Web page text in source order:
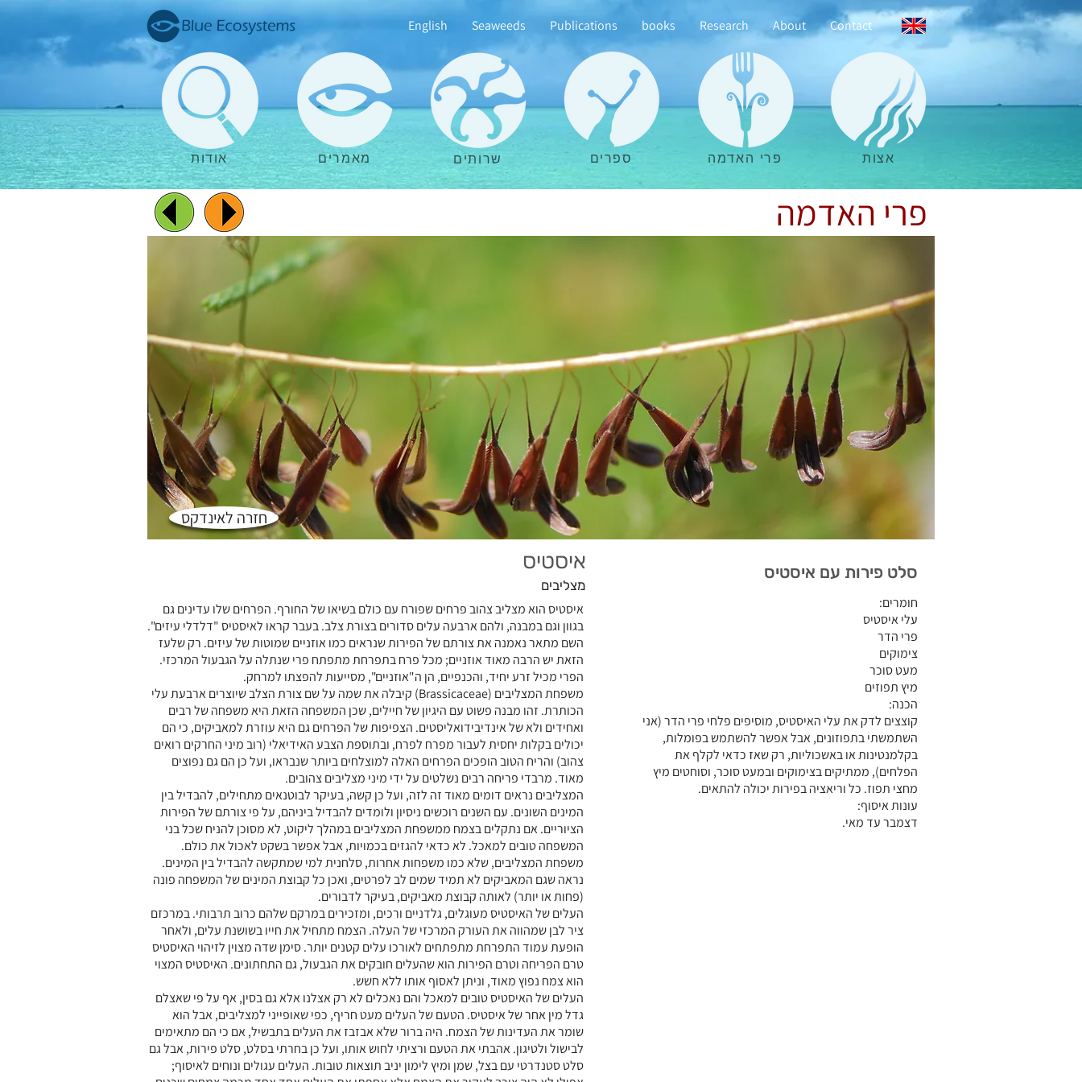
פרי האדמה
איסטיס הוא מצליב צהוב פרחים שפורח עם כולם בשיאו של החורף. הפרחים שלו עדינים גם
בגוון וגם במבנה, ולהם ארבעה עלים סדורים בצורת צלב. בעבר קראו לאיסטיס "דלדלי עיזים".
השם מתאר נאמנה את צורתם של הפירות שנראים כמו אוזניים שמוטות של עיזים. רק שלעז
הזאת יש הרבה מאוד אוזניים; מכל פרח בתפרחת מתפתח פרי שנתלה על הגבעול המרכזי.
הפרי מכיל זרע יחיד, והכנפיים, הן ה"אוזניים", מסייעות להפצתו למרחק.
משפחת המצליבים (Brassicaceae) קיבלה את שמה על שם צורת הצלב שיוצרים ארבעת עלי
הכותרת. זהו מבנה פשוט עם היגיון של חיילים, שכן המשפחה הזאת היא משפחה של רבים
ואחידים ולא של אינדיבידואליסטים. הצפיפות של הפרחים גם היא עוזרת למאביקים, כי הם
יכולים בקלות יחסית לעבור מפרח לפרח, ובתוספת הצבע האידיאלי (רוב מיני החרקים רואים
צהוב) והריח הטוב הופכים הפרחים האלה למוצלחים ביותר שנבראו, ועל כן הם גם נפוצים
מאוד. מרבדי פריחה רבים נשלטים על ידי מיני מצליבים צהובים.
המצליבים נראים דומים מאוד זה לזה, ועל כן קשה, בעיקר לבוטנאים מתחילים, להבדיל בין
המינים השונים. עם השנים רוכשים ניסיון ולומדים להבדיל ביניהם, על פי צורתם של הפירות
הציוריים. אם נתקלים בצמח ממשפחת המצליבים במהלך ליקוט, לא מסוכן להניח שכל בני
המשפחה טובים למאכל. לא כדאי להגזים בכמויות, אבל אפשר בשקט לאכול את כולם.
משפחת המצליבים, שלא כמו משפחות אחרות, סלחנית למי שמתקשה להבדיל בין המינים.
נראה שגם המאביקים לא תמיד שמים לב לפרטים, ואכן כל קבוצת המינים של המשפחה פונה
(פחות או יותר) לאותה קבוצת מאביקים, בעיקר לדבורים.
העלים של האיסטיס מעוגלים, גלדניים ורכים, ומזכירים במרקם שלהם כרוב תרבותי. במרכזם
ציר לבן שמהווה את העורק המרכזי של העלה. הצמח מתחיל את חייו בשושנת עלים, ולאחר
הופעת עמוד התפרחת מתפתחים לאורכו עלים קטנים יותר. סימן שדה מצוין לזיהוי האיסטיס
טרם הפריחה וטרם הפירות הוא שהעלים חובקים את הגבעול, גם התחתונים. האיסטיס המצוי
הוא צמח נפוץ מאוד, וניתן לאסוף אותו ללא חשש.
העלים של האיסטיס טובים למאכל והם נאכלים לא רק אצלנו אלא גם בסין, אף על פי שאצלם
גדל מין אחר של איסטיס. הטעם של העלים מעט חריף, כפי שאופייני למצליבים, אבל הוא
שומר את העדינות של הצמח. היה ברור שלא אבזבז את העלים בתבשיל, אם כי הם מתאימים
לבישול ולטיגון. אהבתי את הטעם ורציתי לחוש אותו, ועל כן בחרתי בסלט, סלט פירות, אבל גם
סלט סטנדרטי עם בצל, שמן ומיץ לימון יניב תוצאות טובות. העלים עגולים ונוחים לאיסוף;
איסטיס
מצליבים
חומרים:
עלי איסטיס
פרי הדר
צימוקים
מעט סוכר
מיץ תפוזים
הכנה:
קוצצים לדק את עלי האיסטיס, מוסיפים פלחי פרי הדר (אני
השתמשתי בתפוזונים, אבל אפשר להשתמש בפומלות,
בקלמנטינות או באשכוליות, רק שאז כדאי לקלף את
הפלחים), ממתיקים בצימוקים ובמעט סוכר, וסוחטים מיץ
מחצי תפוז. כל וריאציה בפירות יכולה להתאים.
עונות איסוף:
דצמבר עד מאי.
חזרה לאינדקס
סלט פירות עם איסטיס
English Seaweeds Publications books Research About Contact
אודות מאמרים שרותים ספרים פרי האדמה אצות